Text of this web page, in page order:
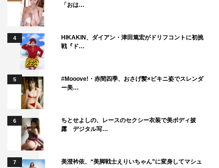
「おは…
4
HIKAKIN、ダイアン・津田篤宏がドリフコントに初挑
戦『ド…
5
#Mooove!・赤間四季、おさげ髪×ビキニ姿でスレンダ
ー美…
6
ちとせよしの、レースのセクシー衣装で美ボディ披
露 デジタル写…
7
美澄衿依、“美脚戦士えりいちゃん”に変身してマシュ